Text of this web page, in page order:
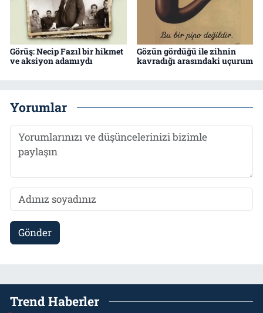
Görüş: Necip Fazıl bir hikmet
ve aksiyon adamıydı
Gözün gördüğü ile zihnin
kavradığı arasındaki uçurum
Yorumlar
Gönder
Trend Haberler